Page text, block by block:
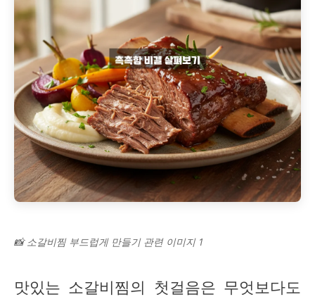
📸 소갈비찜 부드럽게 만들기 관련 이미지 1
맛있는 소갈비찜의 첫걸음은 무엇보다도